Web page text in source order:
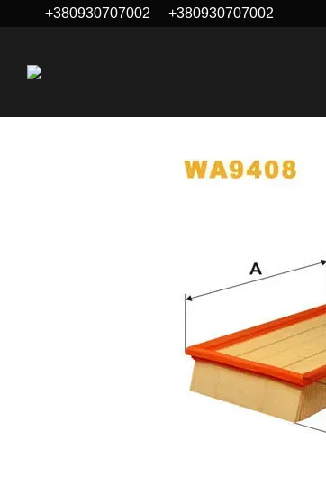
Перейти к основному контенту
+380930707002 +380930707002